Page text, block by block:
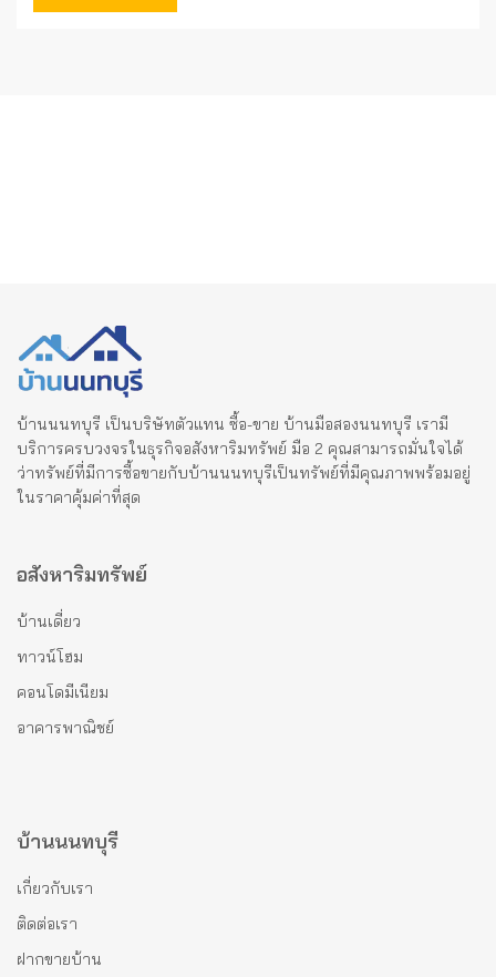
บ้านนนทบุรี เป็นบริษัทตัวแทน ซื้อ-ขาย บ้านมือสองนนทบุรี เรามี
บริการครบวงจรในธุรกิจอสังหาริมทรัพย์ มือ 2 คุณสามารถมั่นใจได้
ว่าทรัพย์ที่มีการซื้อขายกับบ้านนนทบุรีเป็นทรัพย์ที่มีคุณภาพพร้อมอยู่
ในราคาคุ้มค่าที่สุด
อสังหาริมทรัพย์
บ้านเดี่ยว
ทาวน์โฮม
คอนโดมีเนียม
อาคารพาณิชย์
บ้านนนทบุรี
เกี่ยวกับเรา
ติดต่อเรา
ฝากขายบ้าน